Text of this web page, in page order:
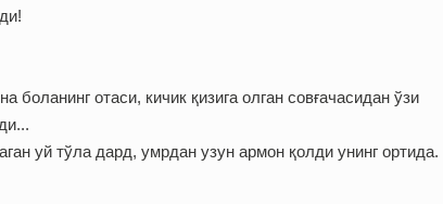
отаси, кичик қизига олган совғачасидан ўзи
уй тўла дард, умрдан узун армон қолди унинг ортида.